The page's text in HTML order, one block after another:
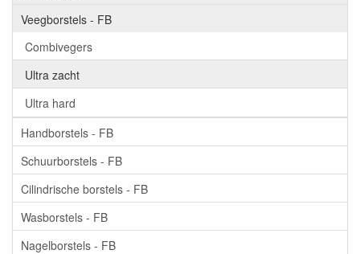
Veegborstels - FB
Combivegers
Ultra zacht
Ultra hard
Handborstels - FB
Schuurborstels - FB
Cilindrische borstels - FB
Wasborstels - FB
Nagelborstels - FB